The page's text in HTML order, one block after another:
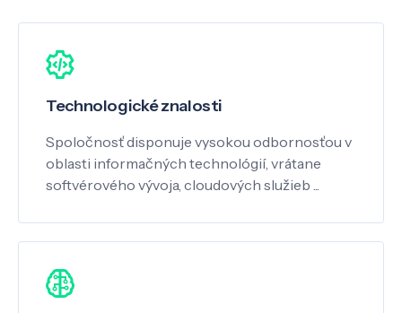
Technologické znalosti
Spoločnosť disponuje vysokou odbornosťou v
oblasti informačných technológií, vrátane
softvérového vývoja, cloudových služieb ...